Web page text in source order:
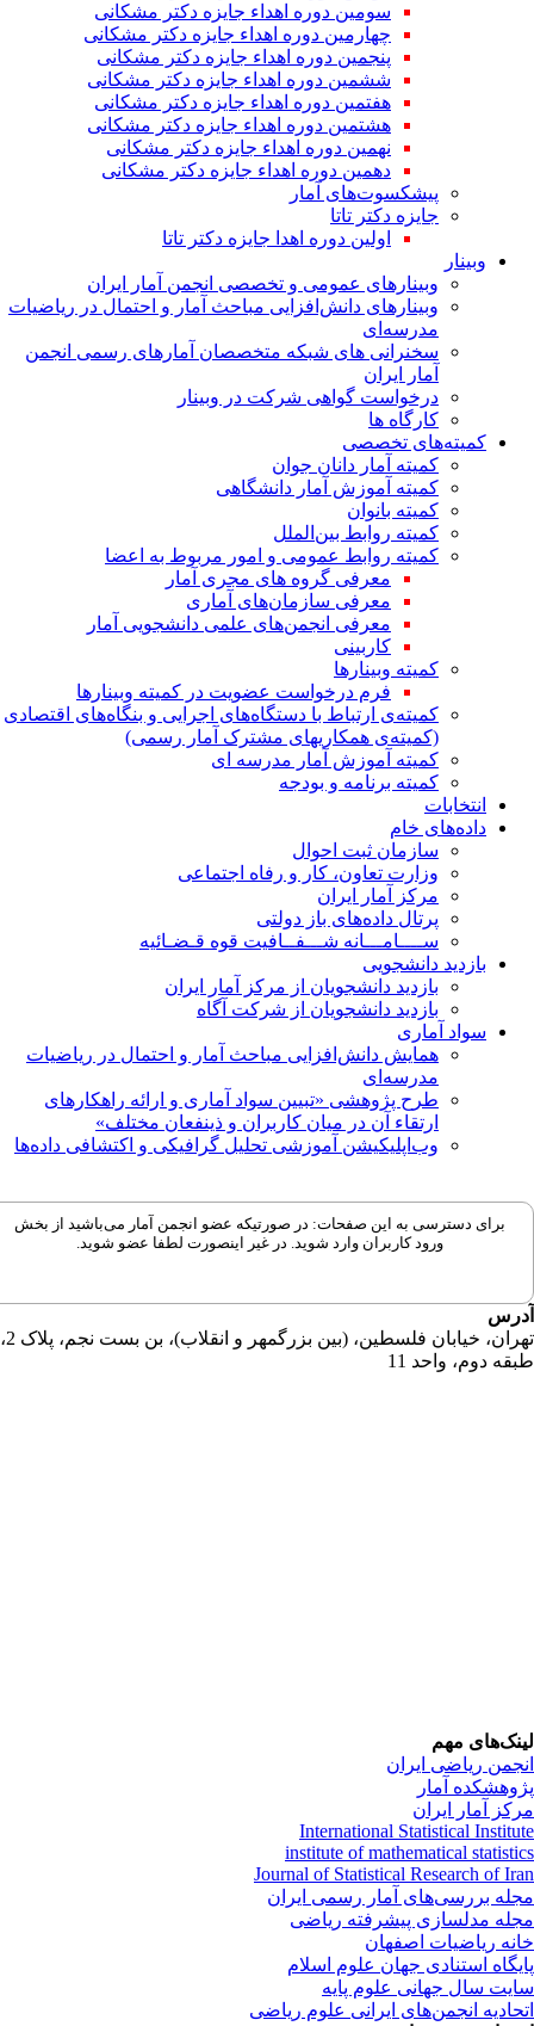
سومین دوره اهداء جایزه دکتر مشکانی
چهارمین دوره اهداء جایزه دکتر مشکانی
پنجمین دوره اهداء جایزه دکتر مشکانی
ششمین دوره اهداء جایزه دکتر مشکانی
هفتمین دوره اهداء جایزه دکتر مشکانی
هشتمین دوره اهداء جایزه دکتر مشکانی
نهمین دوره اهداء جایزه دکتر مشکانی
دهمین دوره اهداء جایزه دکتر مشکانی
پیشکسوت‌های آمار
جایزه دکتر تاتا
اولین دوره اهدا جایزه دکتر تاتا
وبینار
وبینارهای عمومی و تخصصی انجمن آمار ایران
وبینارهای دانش‌افزایی مباحث آمار و احتمال در ریاضیات
مدرسه‌ای
سخنرانی های شبکه متخصصان آمارهای رسمی انجمن
آمار ایران
درخواست گواهی شرکت در وبینار
کارگاه ها
کمیته‌های تخصصی
کمیته آمار دانان جوان
کمیته آموزش آمار دانشگاهی
کمیته بانوان
کمیته روابط بین‌الملل
کمیته روابط عمومی و امور مربوط به اعضا
معرفی گروه های مجری آمار
معرفی سازمان‌های آماری
معرفی انجمن‌های علمی دانشجویی آمار
کاربینی
کمیته وبینارها
فرم درخواست عضویت در کمیته وبینارها
کمیته‌ی ارتباط با دستگاه‌های اجرایی و بنگاه‌های اقتصادی
(کمیته‌ی همکاریهای مشترک آمار رسمی)
کمیته آموزش آمار مدرسه ای
کمیته برنامه و بودجه
انتخابات
داده‌های خام
سازمان ثبت احوال
وزارت تعاون، کار و رفاه اجتماعی
مرکز آمار ایران
پرتال داده‌های باز دولتی
ســــامـــانه شـــفــافیت قوه قـضـائیه
بازدید دانشجویی
بازدید دانشجویان از مرکز آمار ایران
بازدید دانشجویان از شرکت آگاه
سواد آماری
همایش دانش‌افزایی مباحث آمار و احتمال در ریاضیات
مدرسه‌ای
طرح پژوهشی «تبیین سواد آماری و ارائه راهکارهای
ارتقاء آن در میان کاربران و ذینفعان مختلف»
وب‌اپلیکیشن آموزشی تحلیل گرافیکی و اکتشافی داده‌ها
برای دسترسی به این صفحات: در صورتیکه عضو انجمن آمار می‌باشید از بخش
ورود کاربران وارد شوید. در غیر اینصورت لطفا عضو شوید.
دوم، واحد 11
مهم
ریاضی ایران
آمار
آمار ایران
International Statistical
institute of mathematical
Journal of Statistical Research of
بررسی‌های آمار رسمی ایران
مدلسازی پیشرفته ریاضی
ریاضیات اصفهان
استنادی جهان علوم اسلام
سال جهانی علوم پایه
انجمن‌های ایرانی علوم ریاضی